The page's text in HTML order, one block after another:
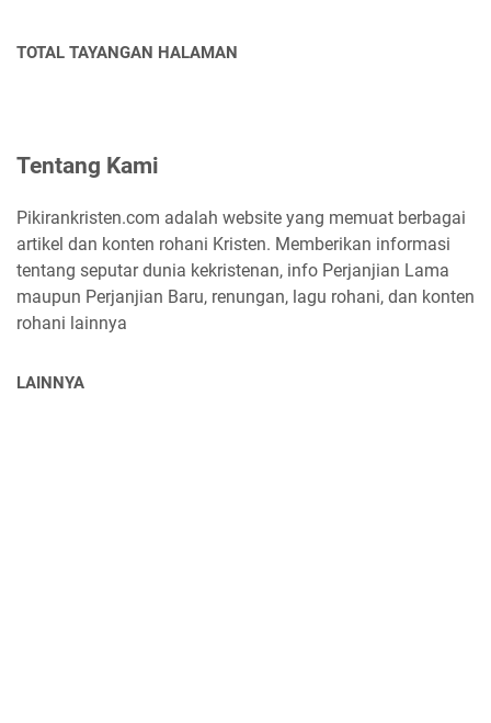
TOTAL TAYANGAN HALAMAN
Tentang Kami
Pikirankristen.com adalah website yang memuat berbagai
artikel dan konten rohani Kristen. Memberikan informasi
tentang seputar dunia kekristenan, info Perjanjian Lama
maupun Perjanjian Baru, renungan, lagu rohani, dan konten
rohani lainnya
LAINNYA